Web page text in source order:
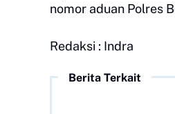
nomor aduan Polres
Redaksi : Indra
Berita Terkait